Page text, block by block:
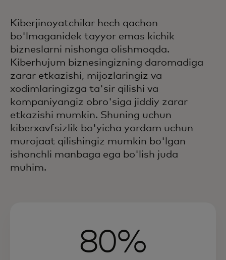
Kiberjinoyatchilar hech qachon
bo'lmaganidek tayyor emas kichik
bizneslarni nishonga olishmoqda.
Kiberhujum biznesingizning daromadiga
zarar etkazishi, mijozlaringiz va
xodimlaringizga ta'sir qilishi va
kompaniyangiz obro'siga jiddiy zarar
etkazishi mumkin. Shuning uchun
kiberxavfsizlik bo'yicha yordam uchun
murojaat qilishingiz mumkin bo'lgan
ishonchli manbaga ega bo'lish juda
muhim.
80%